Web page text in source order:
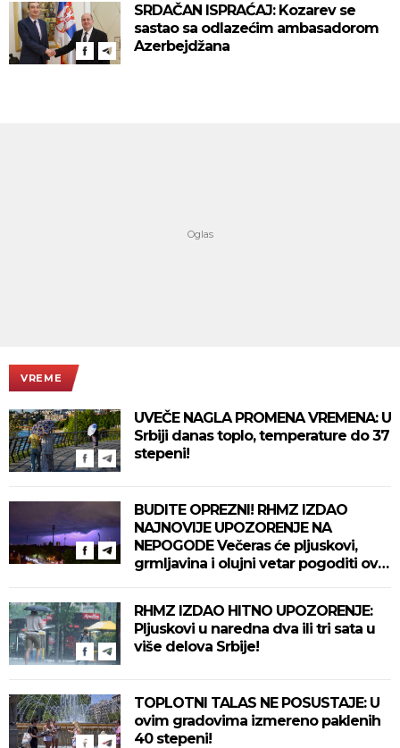
SRDAČAN ISPRAĆAJ: Kozarev se
sastao sa odlazećim ambasadorom
Azerbejdžana
VREME
UVEČE NAGLA PROMENA VREMENA: U
Srbiji danas toplo, temperature do 37
stepeni!
BUDITE OPREZNI! RHMZ IZDAO
NAJNOVIJE UPOZORENJE NA
NEPOGODE Večeras će pljuskovi,
grmljavina i olujni vetar pogoditi ove
RHMZ IZDAO HITNO UPOZORENJE:
Pljuskovi u naredna dva ili tri sata u
više delova Srbije!
TOPLOTNI TALAS NE POSUSTAJE: U
ovim gradovima izmereno paklenih
40 stepeni!